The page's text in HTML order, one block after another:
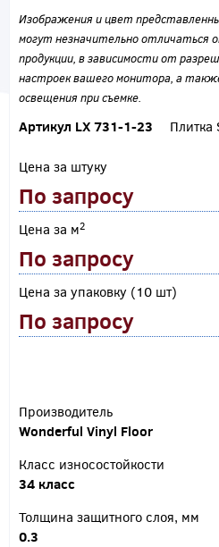
Изображения и цвет
могут незначительно отличаться
продукции, в зависимости от
настроек вашего монитора, а
освещения при съемке.
Артикул LX 731-1-23 Плитка
Цена за штуку
По запросу
Цена за м2
По запросу
Цена за упаковку (10 шт)
По запросу
Производитель
Wonderful Vinyl Floor
Класс износостойкости
34 класс
Толщина защитного слоя, мм
0.3